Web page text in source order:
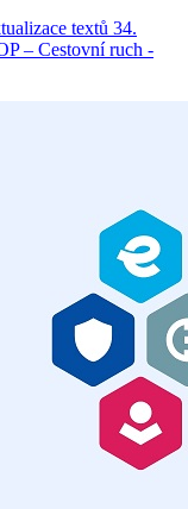
textů 34.
– Cestovní ruch -